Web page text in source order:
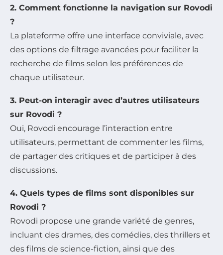
2. Comment fonctionne la navigation sur Rovodi
?
La plateforme offre une interface conviviale, avec
des options de filtrage avancées pour faciliter la
recherche de films selon les préférences de
chaque utilisateur.
3. Peut-on interagir avec d’autres utilisateurs
sur Rovodi ?
Oui, Rovodi encourage l’interaction entre
utilisateurs, permettant de commenter les films,
de partager des critiques et de participer à des
discussions.
4. Quels types de films sont disponibles sur
Rovodi ?
Rovodi propose une grande variété de genres,
incluant des drames, des comédies, des thrillers et
des films de science-fiction, ainsi que des